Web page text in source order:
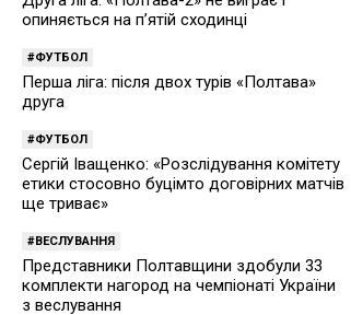
опиняється на п’ятій сходинці
ФУТБОЛ
Перша ліга: після двох турів «Полтава»
друга
ФУТБОЛ
Сергій Іващенко: «Розслідування комітету
етики стосовно буцімто договірних матчів
ще триває»
ВЕСЛУВАННЯ
Представники Полтавщини здобули 33
комплекти нагород на чемпіонаті України
з веслування